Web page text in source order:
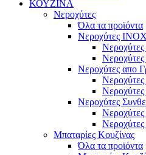
ΚΟΥΖΙΝΑ
Νεροχύτες
Όλα τα προϊόντα
Νεροχύτες ΙΝΟΧ
Νεροχύτες απο
Νεροχύτες
Νεροχύτες
Νεροχύτες
Νεροχύτες
Νεροχύτες
Μπαταρίες Κουζίνας
Όλα τα προϊόντα